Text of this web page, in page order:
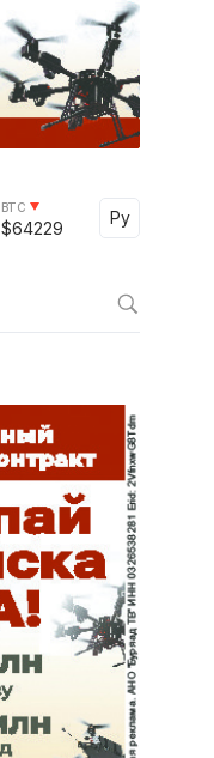
BTC
$64229
Ру
Select